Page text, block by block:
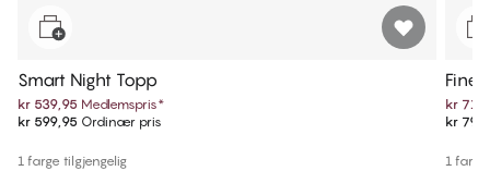
Smart Night Topp
kr 539,95 Medlemspris*
kr 599,95 Ordinær pris
1 farge tilgjengelig
Fine
kr
kr
1